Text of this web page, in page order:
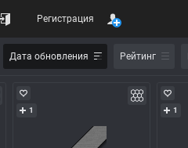
Дата обновления Рейтинг
1 1
Регистрация